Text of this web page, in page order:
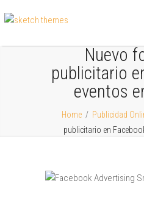
Nuevo
publicitario
eventos
Home / Publicidad
publicitario en